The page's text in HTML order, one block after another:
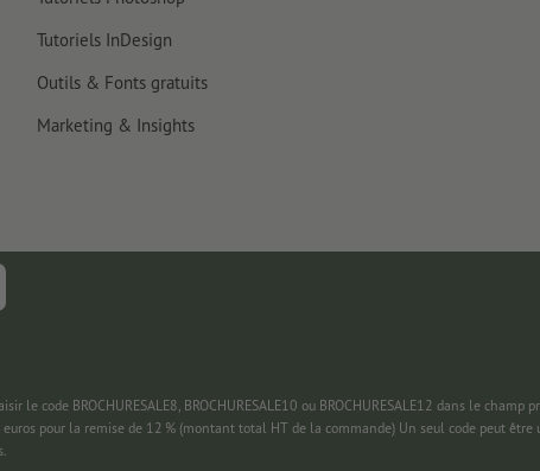
Tutoriels InDesign
Outils & Fonts gratuits
Marketing & Insights
le code BROCHURESALE8, BROCHURESALE10 ou BROCHURESALE12 dans le
pour la remise de 12 % (montant total HT de la commande) Un seul code peut